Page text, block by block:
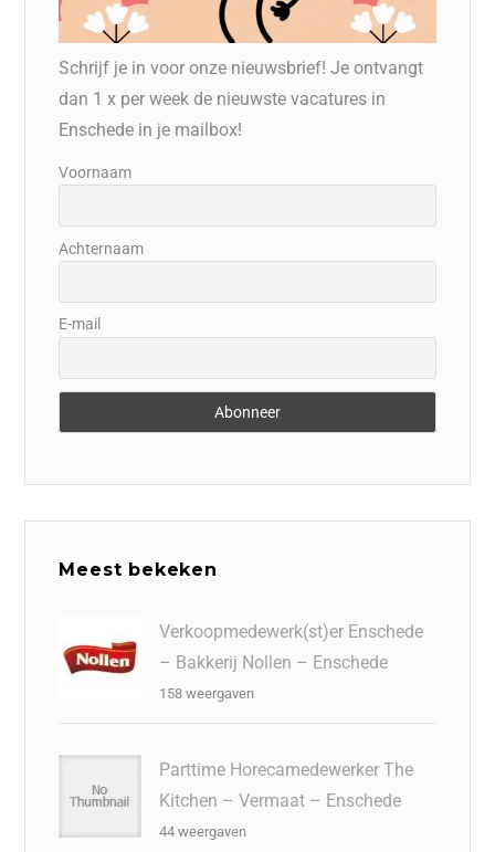
Schrijf je in voor onze nieuwsbrief! Je ontvangt
dan 1 x per week de nieuwste vacatures in
Enschede in je mailbox!
Voornaam
Achternaam
E-mail
Meest bekeken
Verkoopmedewerk(st)er Enschede
– Bakkerij Nollen – Enschede
158 weergaven
Parttime Horecamedewerker The
Kitchen – Vermaat – Enschede
44 weergaven